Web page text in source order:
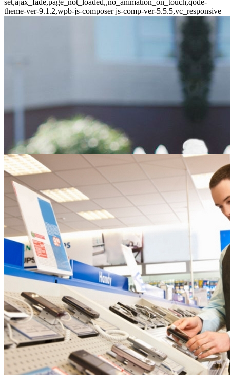
set,ajax_fade,page_not_loaded,,no_animation_on_touch,qode-
theme-ver-9.1.2,wpb-js-composer js-comp-ver-5.5.5,vc_responsive